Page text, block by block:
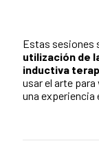
Estas sesiones
utilización de
inductiva
usar el arte
una